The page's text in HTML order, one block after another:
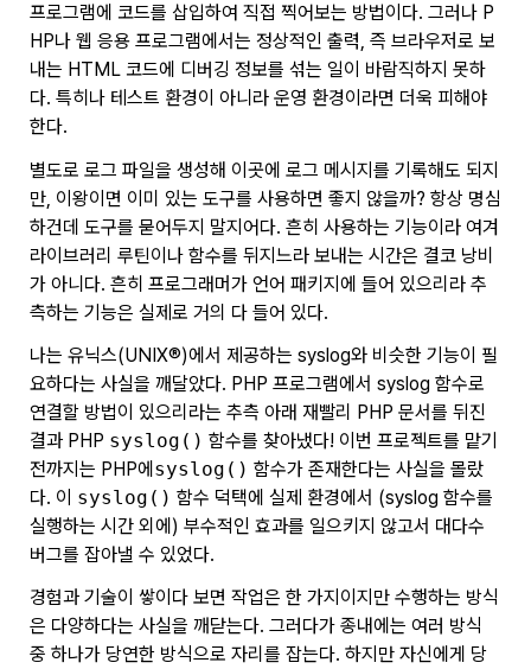
프로그램에 코드를 삽입하여 직접 찍어보는 방법이다. 그러나 P
HP나 웹 응용 프로그램에서는 정상적인 출력, 즉 브라우저로 보
내는 HTML 코드에 디버깅 정보를 섞는 일이 바람직하지 못하
다. 특히나 테스트 환경이 아니라 운영 환경이라면 더욱 피해야
한다.
별도로 로그 파일을 생성해 이곳에 로그 메시지를 기록해도 되지
만, 이왕이면 이미 있는 도구를 사용하면 좋지 않을까? 항상 명심
하건데 도구를 묻어두지 말지어다. 흔히 사용하는 기능이라 여겨
라이브러리 루틴이나 함수를 뒤지느라 보내는 시간은 결코 낭비
가 아니다. 흔히 프로그래머가 언어 패키지에 들어 있으리라 추
측하는 기능은 실제로 거의 다 들어 있다.
나는 유닉스(UNIX®)에서 제공하는 syslog와 비슷한 기능이 필
요하다는 사실을 깨달았다. PHP 프로그램에서 syslog 함수로
연결할 방법이 있으리라는 추측 아래 재빨리 PHP 문서를 뒤진
결과 PHP syslog() 함수를 찾아냈다! 이번 프로젝트를 맡기
전까지는 PHP에syslog() 함수가 존재한다는 사실을 몰랐
다. 이 syslog() 함수 덕택에 실제 환경에서 (syslog 함수를
실행하는 시간 외에) 부수적인 효과를 일으키지 않고서 대다수
버그를 잡아낼 수 있었다.
경험과 기술이 쌓이다 보면 작업은 한 가지이지만 수행하는 방식
은 다양하다는 사실을 깨닫는다. 그러다가 종내에는 여러 방식
중 하나가 당연한 방식으로 자리를 잡는다. 하지만 자신에게 당